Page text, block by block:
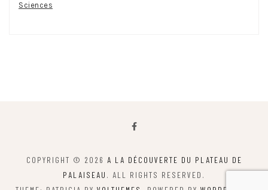
Sciences
COPYRIGHT © 2026 A LA DÉCOUVERTE DU PLATEAU DE
PALAISEAU . ALL RIGHTS RESERVED.